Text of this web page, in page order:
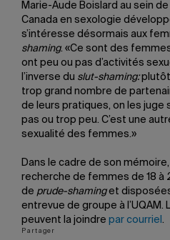
Marie-Aude Boislard au sein
Canada en sexologie
s’intéresse désormais aux
shaming. «Ce sont des
ont peu ou pas d’activités
l’inverse du slut-shaming:plutôt
trop grand nombre de
de leurs pratiques, on les juge
pas ou trop peu. C’est une
sexualité des femmes.»
Dans le cadre de son
recherche de femmes de 18 à
de prude-shaminget
entrevue de groupe à
peuvent la joindre par courriel .
Partager